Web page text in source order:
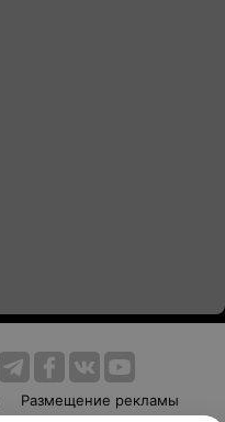
Размещение рекламы